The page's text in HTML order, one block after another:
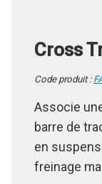
Cross
Code produit :
Associe
barre de
en
freinage